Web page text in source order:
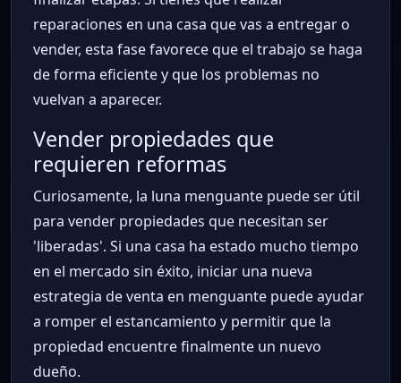
reparaciones en una casa que vas a entregar o
vender, esta fase favorece que el trabajo se haga
de forma eficiente y que los problemas no
vuelvan a aparecer.
Vender propiedades que
requieren reformas
Curiosamente, la luna menguante puede ser útil
para vender propiedades que necesitan ser
'liberadas'. Si una casa ha estado mucho tiempo
en el mercado sin éxito, iniciar una nueva
estrategia de venta en menguante puede ayudar
a romper el estancamiento y permitir que la
propiedad encuentre finalmente un nuevo
dueño.